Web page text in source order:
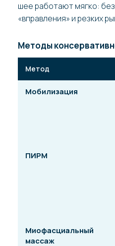
шее работают мягко:
«вправления» и резких
Методы
Метод
Мобилизация
ПИРМ
Миофасциальный
массаж